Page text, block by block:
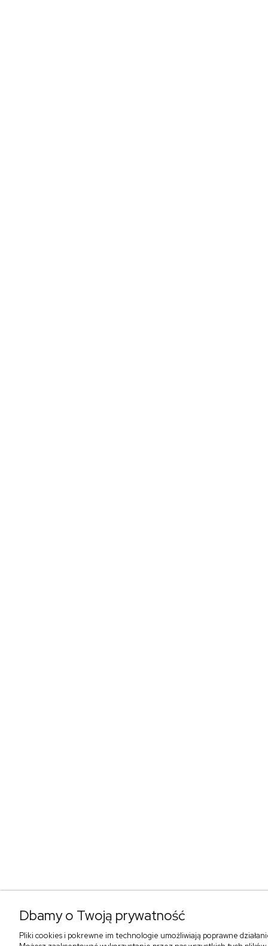
Dbamy o Twoją prywatność
Pliki cookies i pokrewne im technologie umożliwiają poprawne